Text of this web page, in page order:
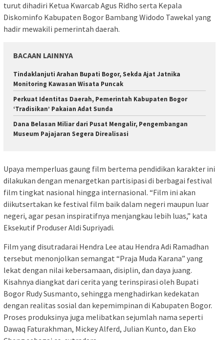
turut dihadiri Ketua Kwarcab Agus Ridho serta Kepala
Diskominfo Kabupaten Bogor Bambang Widodo Tawekal yang
hadir mewakili pemerintah daerah.
BACAAN LAINNYA
Tindaklanjuti Arahan Bupati Bogor, Sekda Ajat Jatnika
Monitoring Kawasan Wisata Puncak
Perkuat Identitas Daerah, Pemerintah Kabupaten Bogor
‘Tradisikan’ Pakaian Adat Sunda
Dana Belasan Miliar dari Pusat Mengalir, Pengembangan
Museum Pajajaran Segera Direalisasi
Upaya memperluas gaung film bertema pendidikan karakter ini
dilakukan dengan menargetkan partisipasi di berbagai festival
film tingkat nasional hingga internasional. “Film ini akan
diikutsertakan ke festival film baik dalam negeri maupun luar
negeri, agar pesan inspiratifnya menjangkau lebih luas,” kata
Eksekutif Produser Aldi Supriyadi.
Film yang disutradarai Hendra Lee atau Hendra Adi Ramadhan
tersebut menonjolkan semangat “Praja Muda Karana” yang
lekat dengan nilai kebersamaan, disiplin, dan daya juang.
Kisahnya diangkat dari cerita yang terinspirasi oleh Bupati
Bogor Rudy Susmanto, sehingga menghadirkan kedekatan
dengan realitas sosial dan kepemimpinan di Kabupaten Bogor.
Proses produksinya juga melibatkan sejumlah nama seperti
Dawaq Faturakhman, Mickey Alferd, Julian Kunto, dan Eko